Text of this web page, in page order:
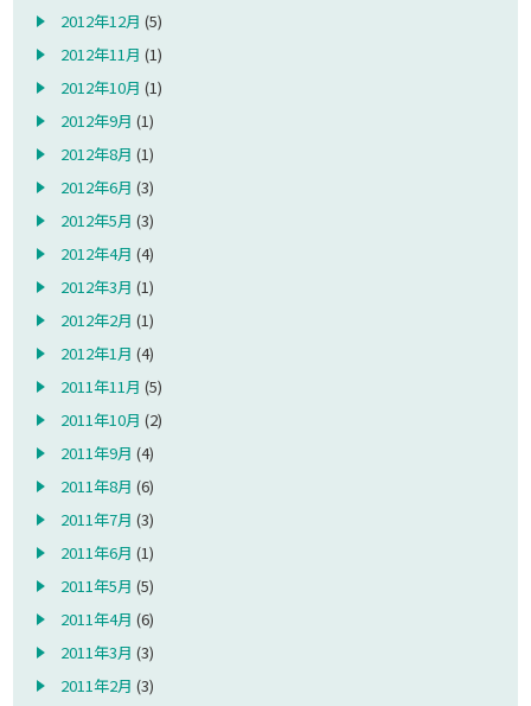
2012年12月 (5)
2012年11月 (1)
2012年10月 (1)
2012年9月 (1)
2012年8月 (1)
2012年6月 (3)
2012年5月 (3)
2012年4月 (4)
2012年3月 (1)
2012年2月 (1)
2012年1月 (4)
2011年11月 (5)
2011年10月 (2)
2011年9月 (4)
2011年8月 (6)
2011年7月 (3)
2011年6月 (1)
2011年5月 (5)
2011年4月 (6)
2011年3月 (3)
2011年2月 (3)